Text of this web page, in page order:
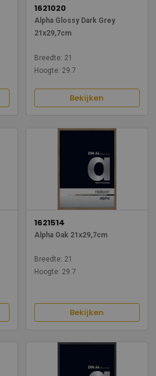
1621020
Alpha Glossy Dark Grey
21x29,7cm
Breedte: 21
Hoogte: 29.7
Bekijken
1621514
Alpha Oak 21x29,7cm
Breedte: 21
Hoogte: 29.7
Bekijken